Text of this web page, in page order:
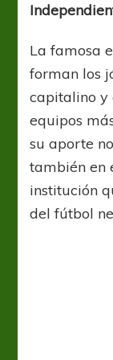
La famosa
forman los
capitalino y
equipos
su aporte
también en
institución
del fútbol